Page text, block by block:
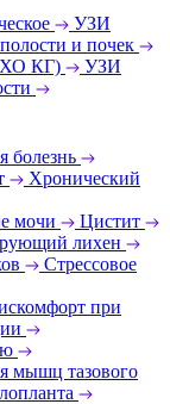
УЗИ
и почек
КГ)
УЗИ
болезнь
Хронический
мочи
Цистит
лихен
Стрессовое
при
мышц тазового